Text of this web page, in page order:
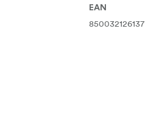
EAN
850032126137